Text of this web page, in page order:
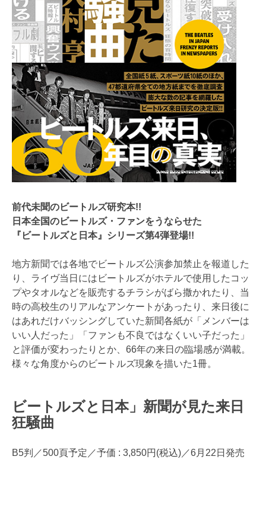
前代未聞のビートルズ研究本!!
日本全国のビートルズ・ファンをうならせた
『ビートルズと日本』シリーズ第4弾登場!!
地方新聞では各地でビートルズ公演参加禁止を報道した
り、ライヴ当日にはビートルズがホテルで使用したコッ
プやタオルなどを販売するチラシがばら撒かれたり、当
時の高校生のリアルなアンケートがあったり、来日後に
はあれだけバッシングしていた新聞各紙が「メンバーは
いい人だった」「ファンも不良ではなくいい子だった」
と評価が変わったりとか、66年の来日の臨場感が満載。
様々な角度からのビートルズ現象を描いた1冊。
ビートルズと日本」新聞が見た来日
狂騒曲
B5判／500頁予定／予価 : 3,850円(税込)／6月22日発売